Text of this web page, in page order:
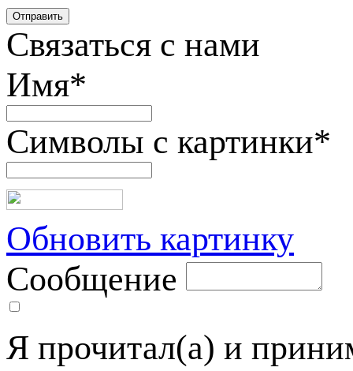
Связаться с нами
Имя*
Символы с картинки*
Обновить картинку
Сообщение
Я прочитал(а) и